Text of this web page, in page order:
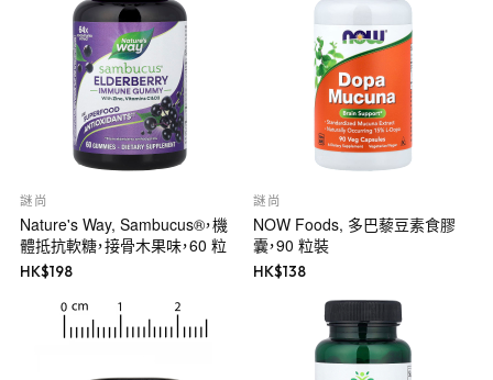
謎尚
Nature's Way, Sambucus®，機
體抵抗軟糖，接骨木果味，60 粒
HK$198
謎尚
NOW Foods, 多巴藜豆素食膠
囊，90 粒裝
HK$138